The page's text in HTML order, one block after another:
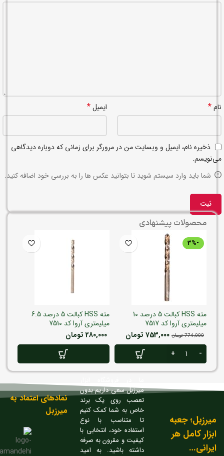
نام* ایمیل*
ذخیره نام، ایمیل و وبسایت من در مرورگر برای زمانی که دوباره دیدگاهی
می‌نویسم.
شما باید وارد سیستم شوید تا بتوانید عکس ها را به بررسی خود اضافه کنید.
محصولات پیشنهادی
-3%
مته HSS کبالت 5 درصد 10
میلیمتری آروا کد 7517
774,000 تومان 753,000 تومان
مته HSS کبالت 5 درصد 6.5
میلیمتری آروا کد 7510
280,000 تومان
میرزبل؛ جعبه
ابزار کامل هر
ایرانی…
میرزبل سعی داریم بدون
تعصب روی یک برند
خاص به شما کمک کنیم
تا متناسب با نوع
استفاده خود، انتخابی با
کیفیت و مقرون به صرفه
داشته باشید. به امید
نمادهای اعتماد به
میرزبل